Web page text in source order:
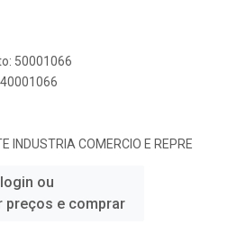
50001066
INDUSTRIA COMERCIO E REPRE
ou
preços e comprar